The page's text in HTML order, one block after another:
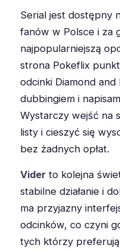
Serial jest dostępny
fanów w Polsce i za
najpopularniejszą
strona Pokeflix
odcinki Diamond
dubbingiem i
Wystarczy wejść na
listy i cieszyć się
bez żadnych opłat.
Vider to kolejna
stabilne działanie i
ma przyjazny
odcinków, co czyni
tych którzy preferują